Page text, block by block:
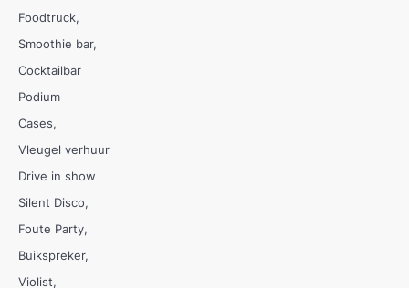
Foodtruck
Smoothie bar
Cocktailbar
Podium
Cases
Vleugel verhuur
Drive in show
Silent Disco
Foute Party
Buikspreker
Violist